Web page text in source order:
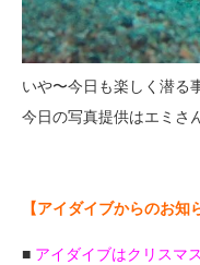
いや〜今日も楽しく潜る
今日の写真提供はエミさ
【アイダイブからのお知
■ アイダイブはクリスマ